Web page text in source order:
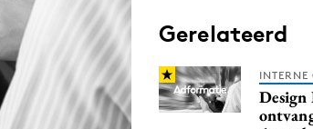
Gerelateerd
Design